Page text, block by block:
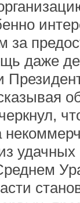
за
даже
удачных